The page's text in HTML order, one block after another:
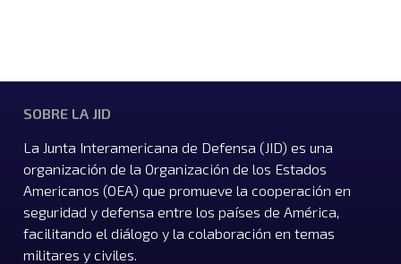
SOBRE LA JID
La Junta Interamericana de Defensa (JID) es una
organización de la Organización de los Estados
Americanos (OEA) que promueve la cooperación en
seguridad y defensa entre los países de América,
facilitando el diálogo y la colaboración en temas
militares y civiles.